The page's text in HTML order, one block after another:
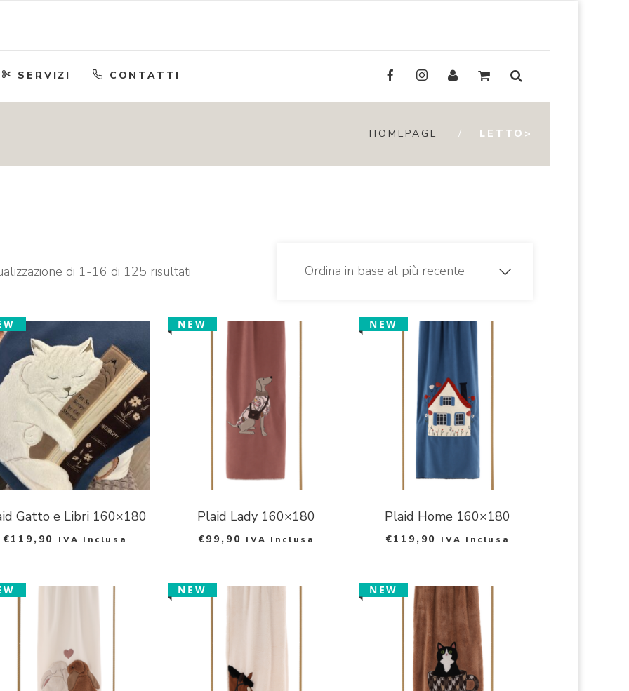
SERVIZI CONTATTI
HOMEPAGE LETTO>
di 1-16 di 125 risultati Ordina in base al più recente
Gatto e Libri 160×180
€119,90 IVA Inclusa
NEW
Plaid Lady 160×180
€99,90 IVA Inclusa
NEW
Plaid Home 160×180
€119,90 IVA Inclusa
NEW NEW